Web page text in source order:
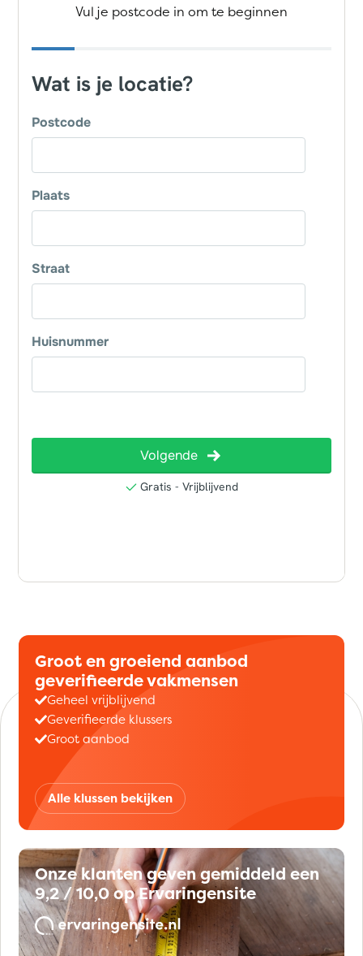
Vul je postcode in om te beginnen
Groot en groeiend aanbod
geverifieerde vakmensen
Geheel vrijblijvend
Geverifieerde klussers
Groot aanbod
Alle klussen bekijken
Onze klanten geven gemiddeld een
9,2 / 10,0 op Ervaringensite